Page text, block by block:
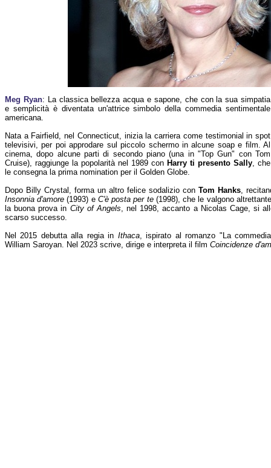
Meg Ryan: La classica bellezza acqua e sapone, che con la sua simpatia
e semplicità è diventata un'attrice simbolo della commedia sentimentale
americana.
Nata a Fairfield, nel Connecticut, inizia la carriera come testimonial in spot
televisivi, per poi approdare sul piccolo schermo in alcune soap e film. Al
cinema, dopo alcune parti di secondo piano (una in "Top Gun" con Tom
Cruise), raggiunge la popolarità nel 1989 con Harry ti presento Sally, che
le consegna la prima nomination per il Golden Globe.
Dopo Billy Crystal, forma un altro felice sodalizio con Tom Hanks,
Insonnia d'amore (1993) e C'è posta per te(1998), che le valgono
la buona prova in City of Angels, nel 1998, accanto a Nicolas Cage, si
scarso successo.
Nel 2015 debutta alla regia in Ithaca, ispirato al romanzo "La
William Saroyan. Nel 2023 scrive, dirige e interpreta il film Coincidenze